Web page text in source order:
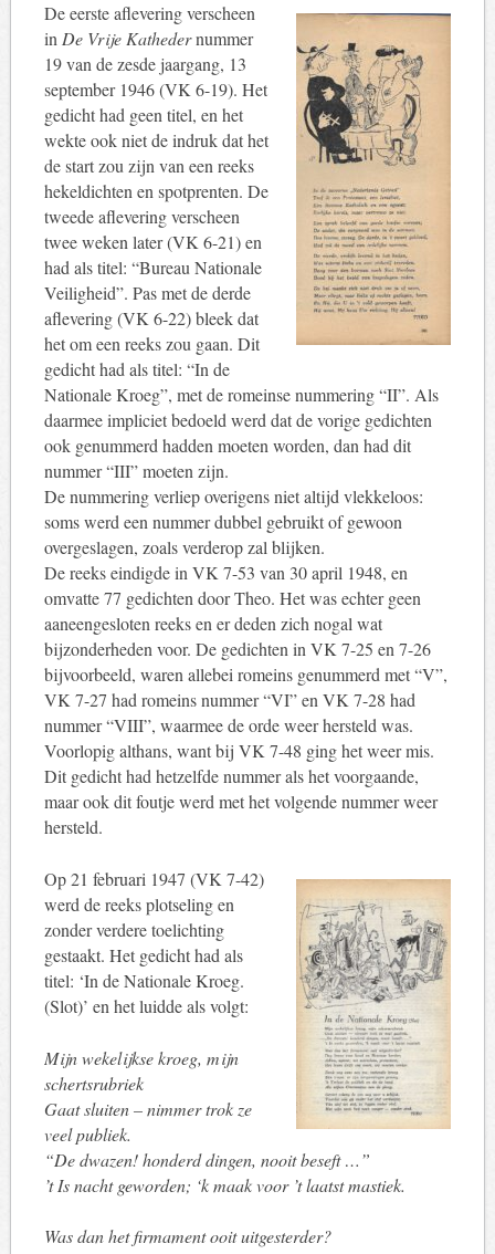
De eerste aflevering verscheen
in De Vrije Kathedernummer
19 van de zesde jaargang, 13
september 1946 (VK 6-19). Het
gedicht had geen titel, en het
wekte ook niet de indruk dat het
de start zou zijn van een reeks
hekeldichten en spotprenten. De
tweede aflevering verscheen
twee weken later (VK 6-21) en
had als titel: “Bureau Nationale
Veiligheid”. Pas met de derde
aflevering (VK 6-22) bleek dat
het om een reeks zou gaan. Dit
gedicht had als titel: “In de
Nationale Kroeg”, met de romeinse nummering “II”. Als
daarmee impliciet bedoeld werd dat de vorige gedichten
ook genummerd hadden moeten worden, dan had dit
nummer “III” moeten zijn.
De nummering verliep overigens niet altijd vlekkeloos:
soms werd een nummer dubbel gebruikt of gewoon
overgeslagen, zoals verderop zal blijken.
De reeks eindigde in VK 7-53 van 30 april 1948, en
omvatte 77 gedichten door Theo. Het was echter geen
aaneengesloten reeks en er deden zich nogal wat
bijzonderheden voor. De gedichten in VK 7-25 en 7-26
bijvoorbeeld, waren allebei romeins genummerd met “V”,
VK 7-27 had romeins nummer “VI” en VK 7-28 had
nummer “VIII”, waarmee de orde weer hersteld was.
Voorlopig althans, want bij VK 7-48 ging het weer mis.
Dit gedicht had hetzelfde nummer als het voorgaande,
maar ook dit foutje werd met het volgende nummer weer
hersteld.
Op 21 februari 1947 (VK 7-42)
werd de reeks plotseling en
zonder verdere toelichting
gestaakt. Het gedicht had als
titel: ‘In de Nationale Kroeg.
(Slot)’ en het luidde als volgt:
Mijn wekelijkse kroeg, mijn
schertsrubriek
Gaat sluiten – nimmer trok ze
veel publiek.
“De dwazen! honderd dingen, nooit beseft …”
’t Is nacht geworden; ‘k maak voor ’t laatst mastiek.
Was dan het firmament ooit uitgesterder?